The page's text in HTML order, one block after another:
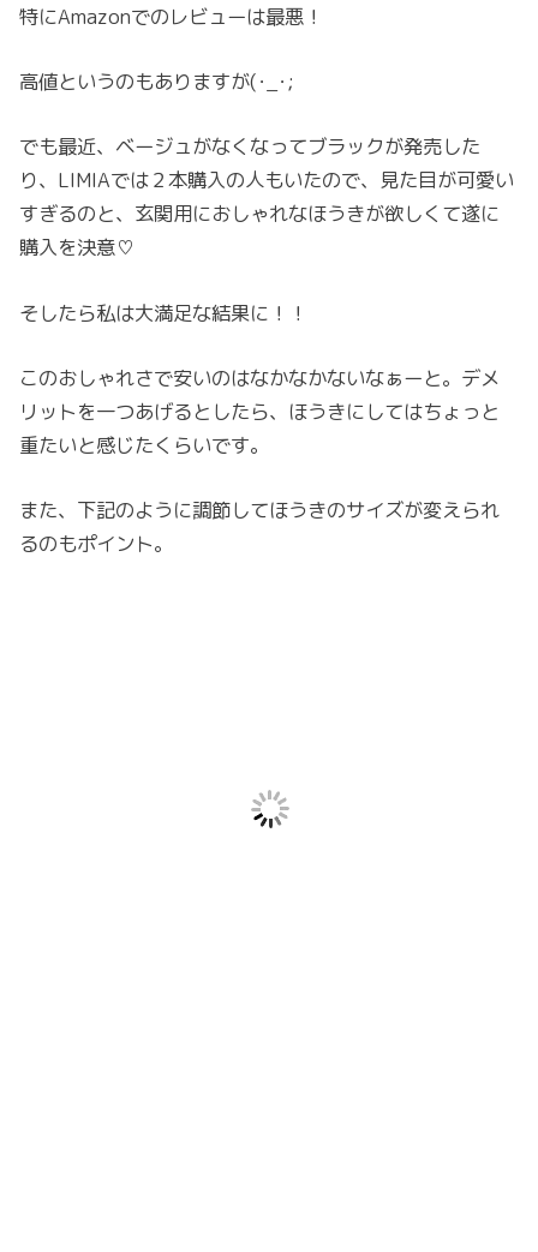
特にAmazonでのレビューは最悪！
高値というのもありますが(･_･;
でも最近、ベージュがなくなってブラックが発売した
り、LIMIAでは２本購入の人もいたので、見た目が可愛い
すぎるのと、玄関用におしゃれなほうきが欲しくて遂に
購入を決意♡
そしたら私は大満足な結果に！！
このおしゃれさで安いのはなかなかないなぁーと。デメ
リットを一つあげるとしたら、ほうきにしてはちょっと
重たいと感じたくらいです。
また、下記のように調節してほうきのサイズが変えられ
るのもポイント。